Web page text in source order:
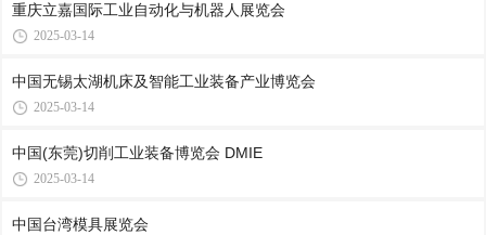
重庆立嘉国际工业自动化与机器人展览会
2025-03-14
中国无锡太湖机床及智能工业装备产业博览会
2025-03-14
中国(东莞)切削工业装备博览会 DMIE
2025-03-14
中国台湾模具展览会